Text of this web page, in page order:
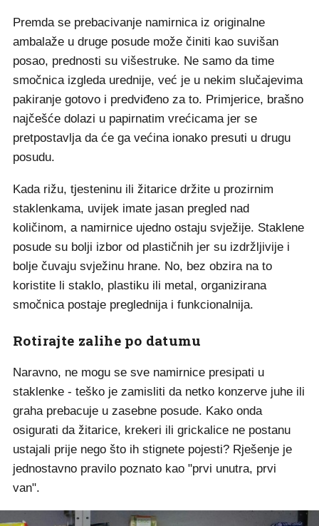
Premda se prebacivanje namirnica iz originalne
ambalaže u druge posude može činiti kao suvišan
posao, prednosti su višestruke. Ne samo da time
smočnica izgleda urednije, već je u nekim slučajevima
pakiranje gotovo i predviđeno za to. Primjerice, brašno
najčešće dolazi u papirnatim vrećicama jer se
pretpostavlja da će ga većina ionako presuti u drugu
posudu.
Kada rižu, tjesteninu ili žitarice držite u prozirnim
staklenkama, uvijek imate jasan pregled nad
količinom, a namirnice ujedno ostaju svježije. Staklene
posude su bolji izbor od plastičnih jer su izdržljivije i
bolje čuvaju svježinu hrane. No, bez obzira na to
koristite li staklo, plastiku ili metal, organizirana
smočnica postaje preglednija i funkcionalnija.
Rotirajte zalihe po datumu
Naravno, ne mogu se sve namirnice presipati u
staklenke - teško je zamisliti da netko konzerve juhe ili
graha prebacuje u zasebne posude. Kako onda
osigurati da žitarice, krekeri ili grickalice ne postanu
ustajali prije nego što ih stignete pojesti? Rješenje je
jednostavno pravilo poznato kao "prvi unutra, prvi
van".